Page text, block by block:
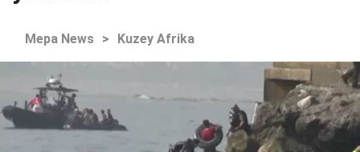
Mepa News > Kuzey Afrika